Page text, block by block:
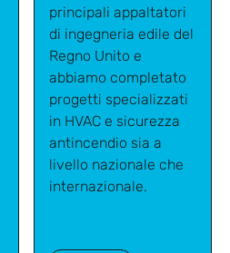
principali appaltatori
di ingegneria edile del
Regno Unito e
abbiamo completato
progetti specializzati
in HVAC e sicurezza
antincendio sia a
livello nazionale che
internazionale.